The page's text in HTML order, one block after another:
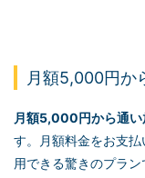
月額5,000円か
月額5,000円から通
す。月額料金をお支
用できる驚きのプラン